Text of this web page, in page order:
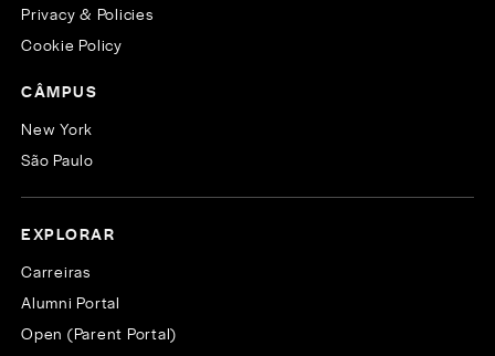
Privacy & Policies
Cookie Policy
CÂMPUS
New York
São Paulo
EXPLORAR
Carreiras
Alumni Portal
Open (Parent Portal)